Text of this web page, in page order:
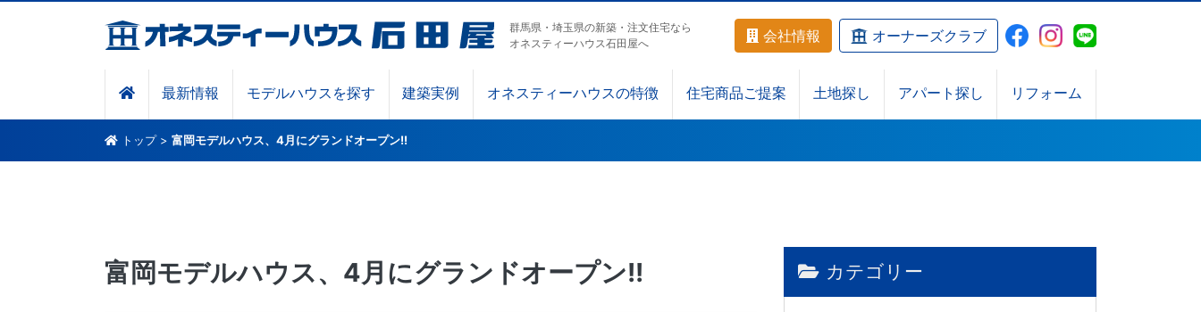
群馬県・埼玉県の新築・注文住宅なら
オネスティーハウス石田屋へ
会社情報 オーナーズクラブ
最新情報 モデルハウスを探す 建築実例 オネスティーハウスの特徴 住宅商品ご提案 土地探し アパート探し リフォーム
トップ> 富岡モデルハウス、4月にグランドオープン!!
富岡モデルハウス、4月にグランドオープン!! カテゴリー